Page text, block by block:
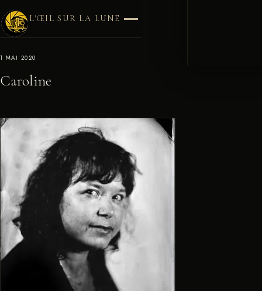
L'ŒIL SUR LA LUNE
1 MAI 2020
Caroline